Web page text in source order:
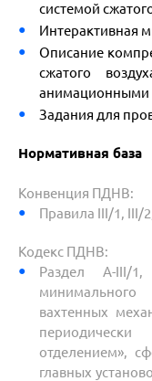
системой
Интерактивная
Описание
сжатого
анимационными
Задания для
Нормативная база
Конвенция ПДНВ:
Правила III/1, III/
Кодекс ПДНВ:
Раздел A-III/
минимального
вахтенных
отделением»,
главных